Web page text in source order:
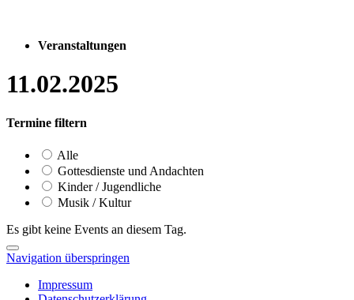
Veranstaltungen
11.02.2025
Termine filtern
Alle
Gottesdienste und Andachten
Kinder / Jugendliche
Musik / Kultur
Es gibt keine Events an diesem Tag.
Navigation überspringen
Impressum